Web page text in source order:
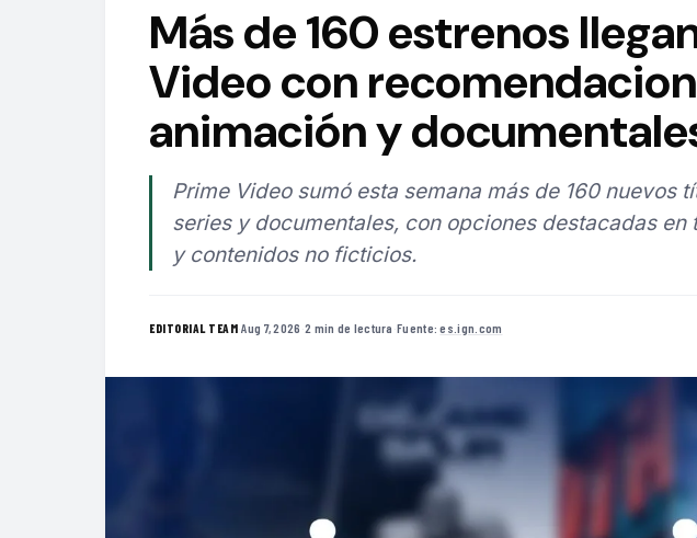
Más de 160 estrenos
Video con
animación y
Prime Video sumó esta semana más de 160 nuevos
series y documentales, con opciones destacadas en
y contenidos no ficticios.
EDITORIAL TEAM·Aug 7, 2026 ·2 min de lectura ·Fuente:es.ign.com